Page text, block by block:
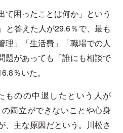
て困ったことは何か」という
と答えた人が29.6％で、最も
理」「生活費」「職場での人
題があっても「誰にも相談で
％いた。
ものの中退したという人が
両立ができないことや心身
、主な原因だという。川松さ